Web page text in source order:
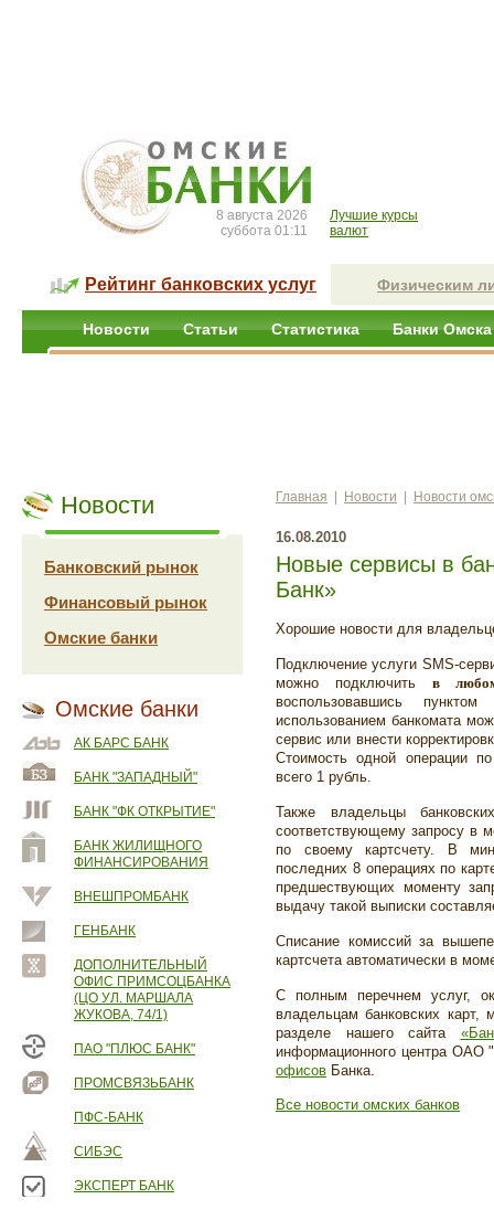
8 августа 2026
суббота 01:11
Лучшие курсы
валют
Рейтинг банковских услуг Физическим
Новости Статьи Статистика Банки Омска
Новости
Банковский рынок
Финансовый рынок
Омские банки
Омские банки
АК БАРС БАНК
БАНК "ЗАПАДНЫЙ"
БАНК "ФК ОТКРЫТИЕ"
БАНК ЖИЛИЩНОГО
ФИНАНСИРОВАНИЯ
ВНЕШПРОМБАНК
ГЕНБАНК
ДОПОЛНИТЕЛЬНЫЙ
ОФИС ПРИМСОЦБАНКА
(ЦО УЛ. МАРШАЛА
ЖУКОВА, 74/1)
ПАО "ПЛЮС БАНК"
ПРОМСВЯЗЬБАНК
ПФС-БАНК
СИБЭС
ЭКСПЕРТ БАНК
Главная Новости Новости
16.08.2010
Новые сервисы в
Банк»
Хорошие новости для
Подключение услуги SMS-
можно подключить в
воспользовавшись
использованием банкомата
сервис или внести
Стоимость одной операции
всего 1 рубль.
Также владельцы
соответствующему запросу в
по своему картсчету. В
последних 8 операциях по
предшествующих моменту
выдачу такой выписки
Списание комиссий за
картсчета автоматически в
С полным перечнем услуг,
владельцам банковских карт,
разделе нашего сайта
информационного центра ОАО
офисов Банка.
Все новости омских банков